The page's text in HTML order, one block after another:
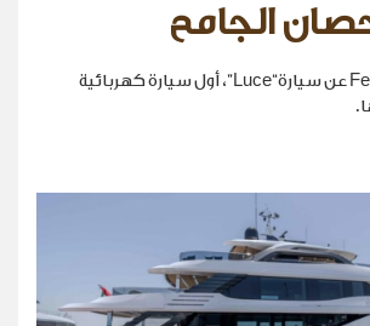
الجامح
كشفت شركةFerrari عن سيارة“Luce”، أول سيارة كهربائية